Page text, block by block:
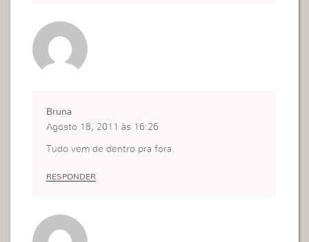
Bruna
Agosto 18, 2011 às 16:26
Tudo vem de dentro pra fora.
RESPONDER